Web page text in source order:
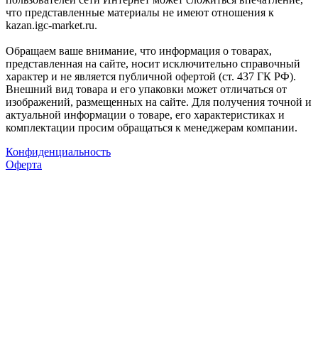
что представленные материалы не имеют отношения к
kazan.igc-market.ru.
Обращаем ваше внимание, что информация о товарах,
представленная на сайте, носит исключительно справочный
характер и не является публичной офертой (ст. 437 ГК РФ).
Внешний вид товара и его упаковки может отличаться от
изображений, размещенных на сайте. Для получения точной и
актуальной информации о товаре, его характеристиках и
комплектации просим обращаться к менеджерам компании.
Конфиденциальность
Оферта